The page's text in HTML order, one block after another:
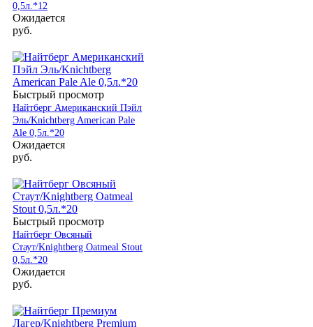
0,5л.*12
Ожидается
руб.
Быстрый просмотр
Найтберг Американский Пэйл
Эль/Knichtberg American Pale
Ale 0,5л.*20
Ожидается
руб.
Быстрый просмотр
Найтберг Овсяный
Стаут/Knightberg Oatmeal Stout
0,5л.*20
Ожидается
руб.